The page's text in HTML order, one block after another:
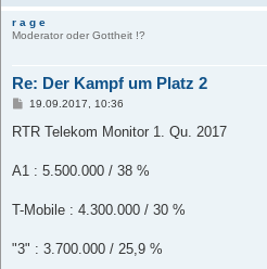
r a g e
Moderator oder Gottheit !?
Re: Der Kampf um Platz 2
B
i
a
19.09.2017, 10:36
RTR Telekom Monitor 1. Qu. 2017
A1 : 5.500.000 / 38 %
T-Mobile : 4.300.000 / 30 %
"3" : 3.700.000 / 25,9 %